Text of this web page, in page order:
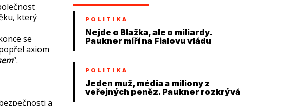
který
se
axiom
“.
a
POLITIKA
Nejde o Blažka, ale o miliardy.
Paukner míří na Fialovu vládu
POLITIKA
Jeden muž, média a miliony z
veřejných peněz. Paukner rozkrývá
systém